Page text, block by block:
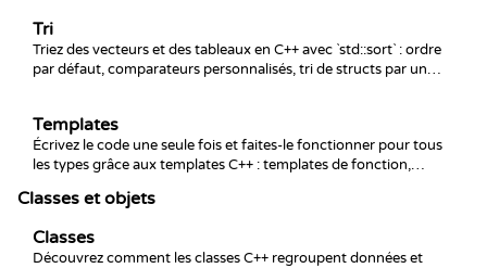
Tri
Triez des vecteurs et des tableaux en C++ avec `std::sort` : ordre
par défaut, comparateurs personnalisés, tri de structs par un
Templates
Écrivez le code une seule fois et faites-le fonctionner pour tous
les types grâce aux templates C++ : templates de fonction,
erreurs de compilation qu'ils provoquent.
Classes et objets
Classes
Découvrez comment les classes C++ regroupent données et